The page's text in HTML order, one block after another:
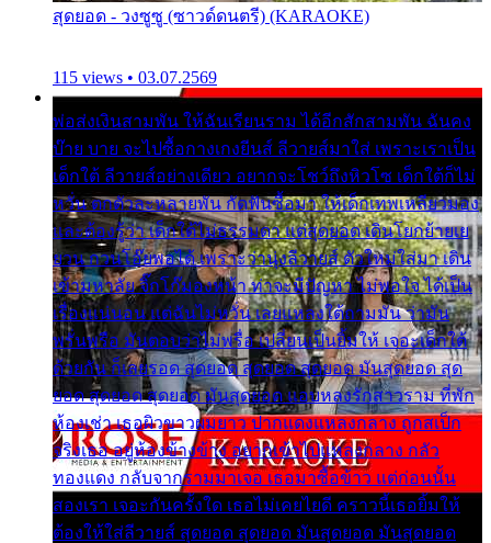
สุดยอด - วงซูซู (ซาวด์ดนตรี) (KARAOKE)
115 views • 03.07.2569
พ่อส่งเงินสามพัน ให้ฉันเรียนราม ได้อีกสักสามพัน ฉันคง
บ๊าย บาย จะไปซื้อกางเกงยีนส์ ลีวายส์มาใส่ เพราะเราเป็น
เด็กใต้ ลีวายส์อย่างเดียว อยากจะโชว์ถึงหิวโซ เด็กใต้ก็ไม่
หวั่น ตกตัวละหลายพัน กัดฟันซื้อมา ให้เด็กเทพเหลียวมอง
และต้องรู้ว่า เด็กใต้ไม่ธรรมดา แต่สุดยอด เดินโยกย้ายเย
ยวน กวนโอ๊ยพอได้ เพราะว่านุ่งลีวายส์ ตัวใหม่ใส่มา เดิน
เข้ามหาลัย จิ๊กโก๊มองหน้า ท่าจะมีปัญหา ไม่พอใจ ได้เป็น
เรื่องแน่นอน แต่ฉันไม่หวั่น เลยแหลงใต้ถามมัน ว่ามัน
พรั่นพรือ มันตอบว่าไม่พรื่อ เปลี่ยนเป็นยิ้มให้ เจอะเด็กใต้
ด้วยกัน ก็เลยรอด สุดยอด สุดยอด สุดยอด มันสุดยอด สุด
ยอด สุดยอด สุดยอด มันสุดยอด แอบหลงรักสาวราม ที่พัก
ห้องเช่า เธอผิวขาวผมยาว ปากแดงแหลงกลาง ถูกสเป็ก
จริงเธอ อยู่ห้องข้างข้าง อยากเข้าไปแหลงกลาง กลัว
ทองแดง กลับจากรามมาเจอ เธอมาซื้อข้าว แต่ก่อนนั้น
สองเรา เจอะกันครั้งใด เธอไม่เคยไยดี คราวนี้เธอยิ้มให้
ต้องให้ใส่ลีวายส์ สุดยอด สุดยอด มันสุดยอด มันสุดยอด